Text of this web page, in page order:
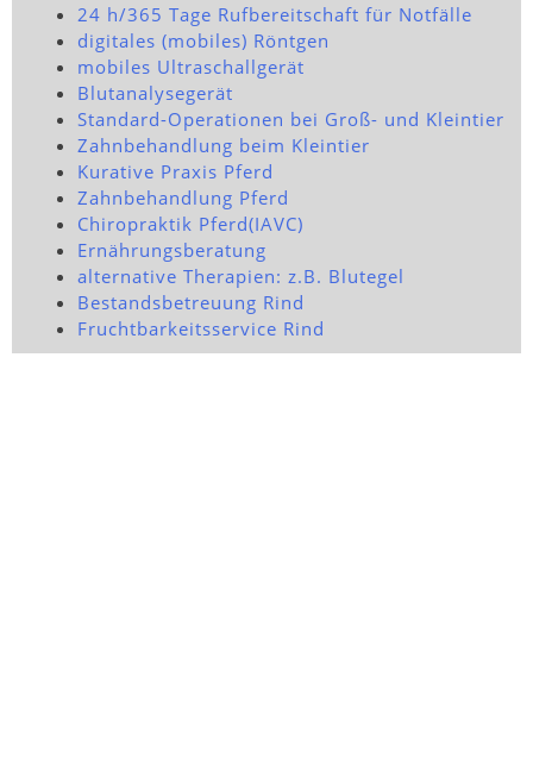
24 h/365 Tage Rufbereitschaft für Notfälle
digitales (mobiles) Röntgen
mobiles Ultraschallgerät
Blutanalysegerät
Standard-Operationen bei Groß- und Kleintier
Zahnbehandlung beim Kleintier
Kurative Praxis Pferd
Zahnbehandlung Pferd
Chiropraktik Pferd(IAVC)
Ernährungsberatung
alternative Therapien: z.B. Blutegel
Bestandsbetreuung Rind
Fruchtbarkeitsservice Rind